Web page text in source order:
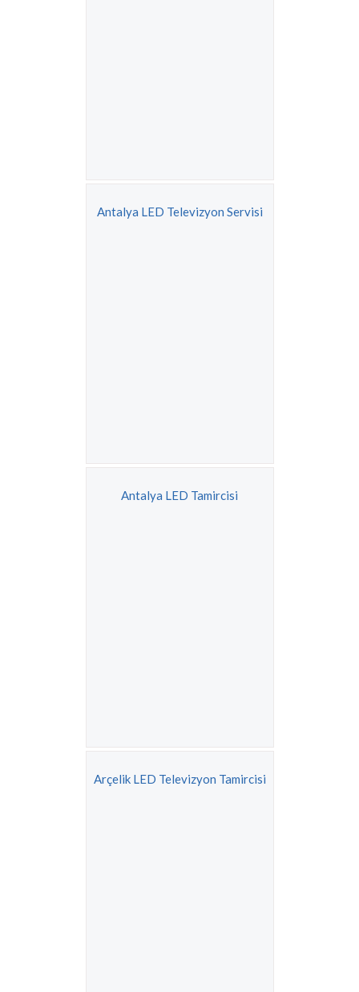
Antalya LED Televizyon Servisi
Antalya LED Tamircisi
Arçelik LED Televizyon Tamircisi